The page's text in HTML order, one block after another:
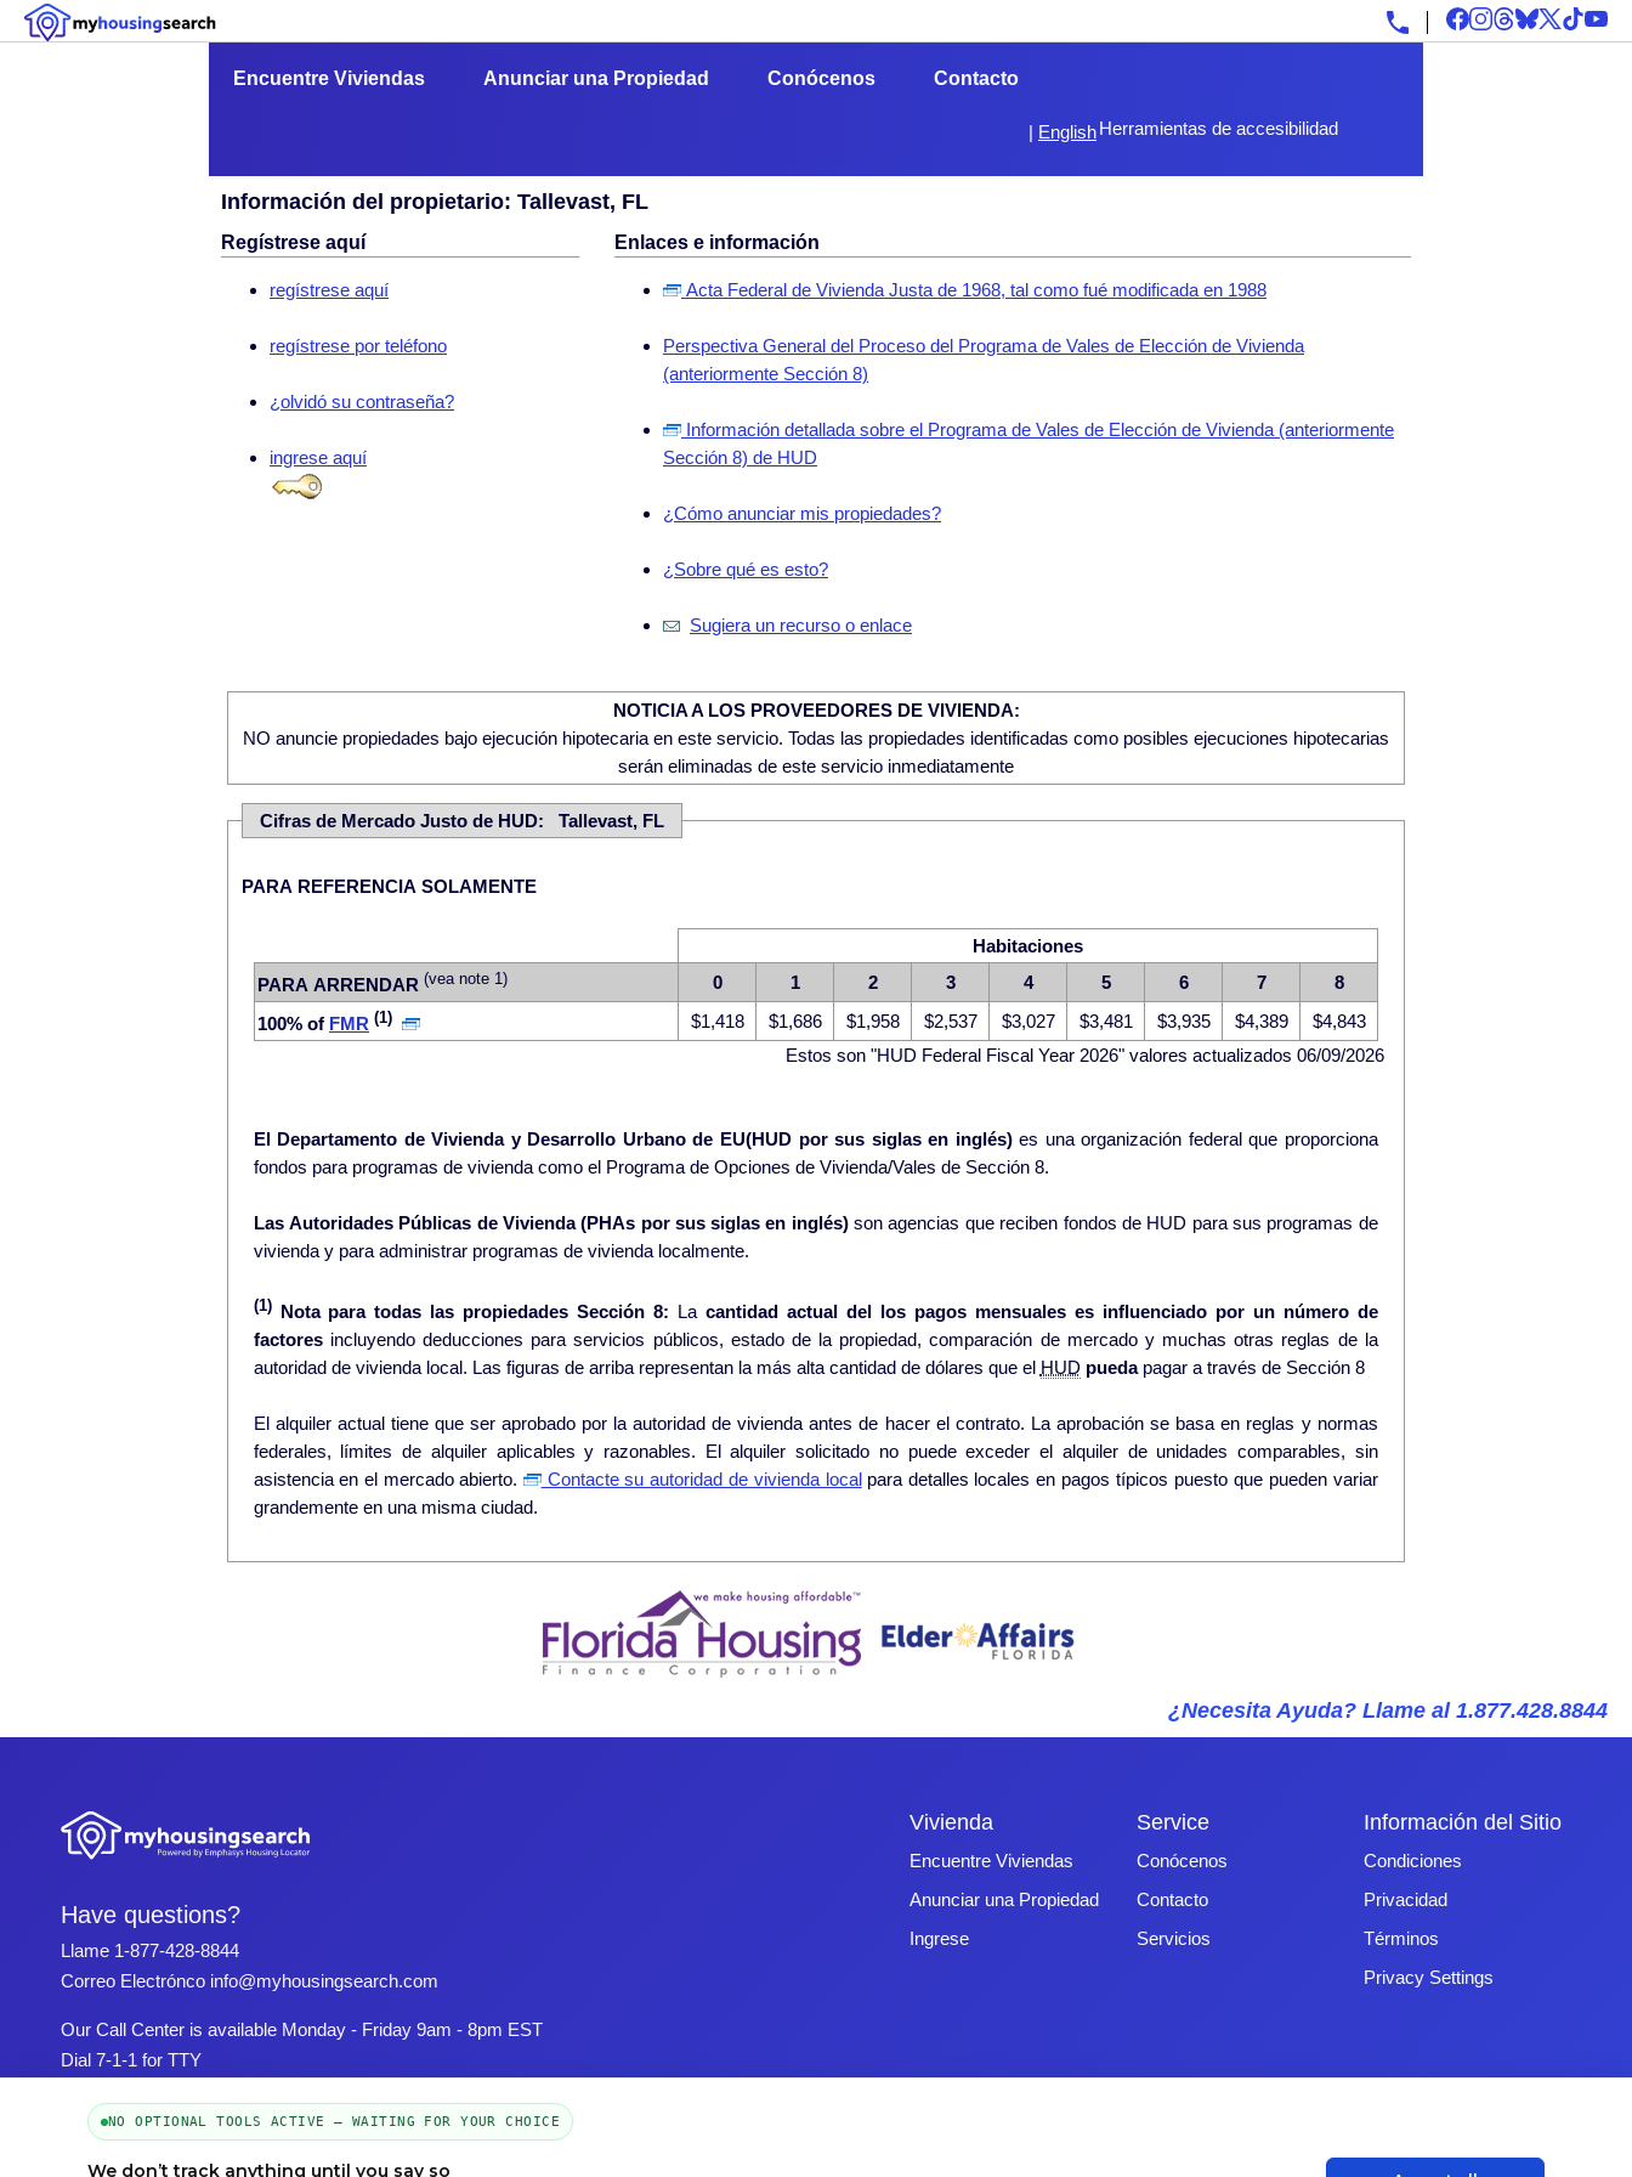
Encuentre Viviendas Anunciar una Propiedad Conócenos Contacto
Herramientas de accesibilidad
| English
Información del propietario: Tallevast, FL
Regístrese aquí
regístrese aquí
regístrese por teléfono
¿olvidó su contraseña?
ingrese aquí
Enlaces e información
Acta Federal de Vivienda Justa de 1968, tal como fué modificada en 1988
Perspectiva General del Proceso del Programa de Vales de Elección de Vivienda
(anteriormente Sección 8)
Información detallada sobre el Programa de Vales de Elección de Vivienda (anteriormente
Sección 8) de HUD
¿Cómo anunciar mis propiedades?
¿Sobre qué es esto?
Sugiera un recurso o enlace
NOTICIA A LOS PROVEEDORES DE VIVIENDA:
NO anuncie propiedades bajo ejecución hipotecaria en este servicio. Todas las propiedades identificadas como posibles ejecuciones hipotecarias
serán eliminadas de este servicio inmediatamente
Cifras de Mercado Justo de HUD: Tallevast, FL
PARA REFERENCIA SOLAMENTE
Habitaciones
PARA ARRENDAR (vea note 1) 0 1 2 3 4 5 6 7
8
100% of FMR (1) $1,418 $1,686 $1,958 $2,537 $3,027 $3,481 $3,935 $4,389
$4,843
Estos son "HUD Federal Fiscal Year 2026" valores actualizados 06/09/2026
El Departamento de Vivienda y Desarrollo Urbano de EU(HUD por sus siglas en inglés)es una organización federal que proporciona
fondos para programas de vivienda como el Programa de Opciones de Vivienda/Vales de Sección 8.
Las Autoridades Públicas de Vivienda (PHAs por sus siglas en inglés)son agencias que reciben fondos de HUD para sus programas de
vivienda y para administrar programas de vivienda localmente.
(1)Nota para todas las propiedades Sección 8: Lacantidad actual del los pagos mensuales es influenciado por un número de
factoresincluyendo deducciones para servicios públicos, estado de la propiedad, comparación de mercado y muchas otras reglas de la
autoridad de vivienda local. Las figuras de arriba representan la más alta cantidad de dólares que el HUD puedapagar a través de Sección 8
El alquiler actual tiene que ser aprobado por la autoridad de vivienda antes de hacer el contrato. La aprobación se basa en reglas y normas
federales, límites de alquiler aplicables y razonables. El alquiler solicitado no puede exceder el alquiler de unidades comparables, sin
asistencia en el mercado abierto.
Contacte su autoridad de vivienda localpara detalles locales en pagos típicos puesto que pueden variar
grandemente en una misma ciudad.
¿Necesita Ayuda? Llame al 1.877.428.8844
Have questions?
Llame 1-877-428-8844
Correo Electrónco info@myhousingsearch.com
Our Call Center is available Monday - Friday 9am - 8pm EST
Dial 7-1-1 for TTY
Vivienda
Encuentre Viviendas
Anunciar una Propiedad
Ingrese
Service
Conócenos
Contacto
Servicios
Información del Sitio
Condiciones
Privacidad
Términos
Privacy Settings
NO OPTIONAL TOOLS ACTIVE — WAITING FOR YOUR CHOICE
We don’t track anything until you say so